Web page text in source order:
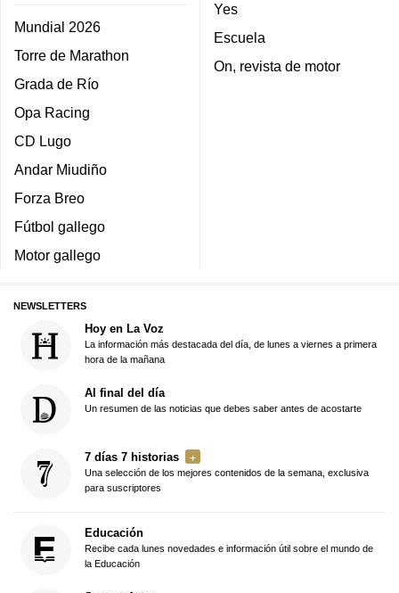
Mundial 2026
Torre de Marathon
Grada de Río
Opa Racing
CD Lugo
Andar Miudiño
Forza Breo
Fútbol gallego
Motor gallego
Yes
Escuela
On, revista de motor
NEWSLETTERS
Hoy en La Voz
La información más destacada del día, de lunes a viernes a primera
hora de la mañana
Al final del día
Un resumen de las noticias que debes saber antes de acostarte
7 días 7 historias
Una selección de los mejores contenidos de la semana, exclusiva
para suscriptores
Educación
Recibe cada lunes novedades e información útil sobre el mundo de
la Educación